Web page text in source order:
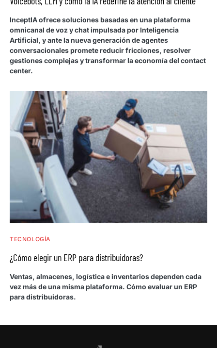
InceptIA ofrece soluciones basadas en una plataforma
omnicanal de voz y chat impulsada por Inteligencia
Artificial, y ante la nueva generación de agentes
conversacionales promete reducir fricciones, resolver
gestiones complejas y transformar la economía del contact
center.
TECNOLOGÍA
¿Cómo elegir un ERP para distribuidoras?
Ventas, almacenes, logística e inventarios dependen cada
vez más de una misma plataforma. Cómo evaluar un ERP
para distribuidoras.